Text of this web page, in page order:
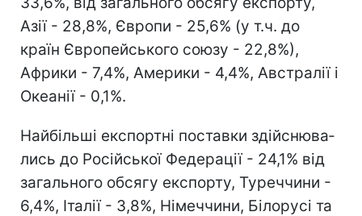
Азії - 28,8%, Європи - 25,6% (у т.ч. до
країн Євро­пейського союзу - 22,8%),
Африки - 7,4%, Америки - 4,4%, Австралії і
Океанії - 0,1%.
Найбільші експортні поставки здійснюва­
лись до Російської Федерації - 24,1% від
загального обсягу експорту, Туреччини -
6,4%, Італії - 3,8%, Німеччини, Біло­русі та